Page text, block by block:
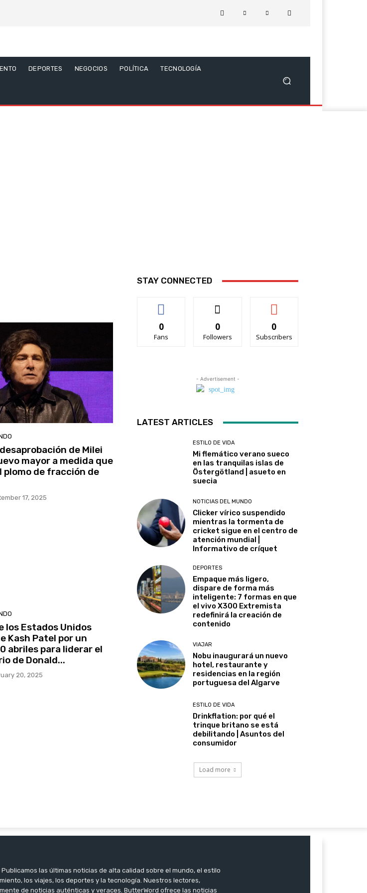
DEPORTES NEGOCIOS POLÍTICA TECNOLOGÍA
de Milei
mayor a medida que
plomo de fracción de
17, 2025
los Estados Unidos
Kash Patel por un
abriles para liderar el
de Donald...
20, 2025
STAY CONNECTED
0
Fans
0
Followers
0
Subscribers
- Advertisement -
LATEST ARTICLES
ESTILO DE VIDA
Mi flemático verano sueco
en las tranquilas islas de
Östergötland | asueto en
suecia
NOTICIAS DEL MUNDO
Clicker vírico suspendido
mientras la tormenta de
cricket sigue en el centro de
atención mundial |
Informativo de críquet
DEPORTES
Empaque más ligero,
dispare de forma más
inteligente: 7 formas en que
el vivo X300 Extremista
redefinirá la creación de
contenido
VIAJAR
Nobu inaugurará un nuevo
hotel, restaurante y
residencias en la región
portuguesa del Algarve
ESTILO DE VIDA
Drinkflation: por qué el
trinque britano se está
debilitando | Asuntos del
consumidor
Load more
las últimas noticias de alta calidad sobre el mundo, el estilo
los viajes, los deportes y la tecnología. Nuestros lectores,
de noticias auténticas y veraces. ButterWord ofrece las noticias